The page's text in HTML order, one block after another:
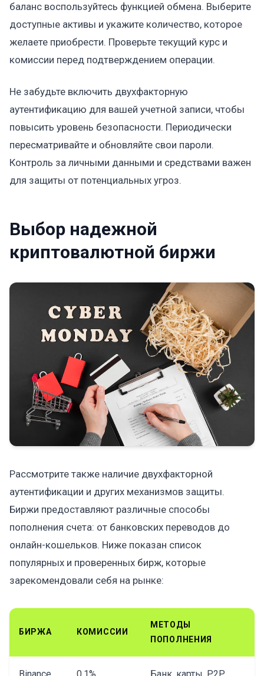
баланс воспользуйтесь функцией обмена. Выберите
доступные активы и укажите количество, которое
желаете приобрести. Проверьте текущий курс и
комиссии перед подтверждением операции.
Не забудьте включить двухфакторную
аутентификацию для вашей учетной записи, чтобы
повысить уровень безопасности. Периодически
пересматривайте и обновляйте свои пароли.
Контроль за личными данными и средствами важен
для защиты от потенциальных угроз.
Выбор надежной
криптовалютной биржи
Рассмотрите также наличие двухфакторной
аутентификации и других механизмов защиты.
Биржи предоставляют различные способы
пополнения счета: от банковских переводов до
онлайн-кошельков. Ниже показан список
популярных и проверенных бирж, которые
зарекомендовали себя на рынке:
БИРЖА КОМИССИИ
МЕТОДЫ
ПОПОЛНЕНИЯ